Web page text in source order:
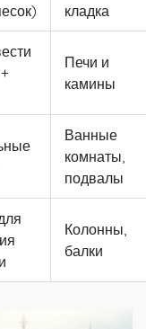
кладка
Печи и
камины
Ванные
комнаты,
подвалы
Колонны,
балки